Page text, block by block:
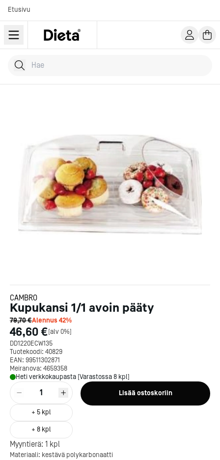
Etusivu
Hae tuotteita
Kirjoita hakusana...
CAMBRO
Kupukansi 1/1 avoin pääty
79,70 €Alennus42%
46,60 €[alv 0%]
DD1220ECW135
Tuotekoodi: 40829
EAN: 99511302871
Meiranova: 4659358
Heti verkkokaupasta [Varastossa 8 kpl]
1
+ 5 kpl
+ 8 kpl
Lisää ostoskoriin
Myyntierä: 1 kpl
Materiaali: kestävä polykarbonaatti